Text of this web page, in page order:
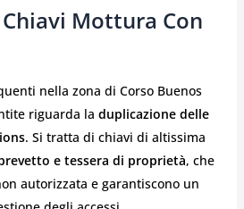
Mottura Con
nella zona di Corso Buenos
riguarda la duplicazione delle
. Si tratta di chiavi di altissima
e tessera di proprietà, che
autorizzata e garantiscono un